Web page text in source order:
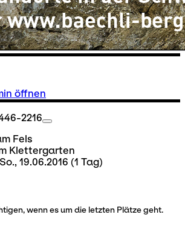
öffnen
2216
Fels
Klettergarten
19.06.2016 (1 Tag)
wenn es um die letzten Plätze geht.